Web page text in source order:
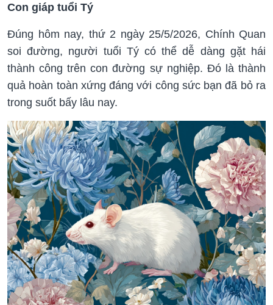
Con giáp tuổi Tý
Đúng hôm nay, thứ 2 ngày 25/5/2026, Chính Quan
soi đường, người tuổi Tý có thể dễ dàng gặt hái
thành công trên con đường sự nghiệp. Đó là thành
quả hoàn toàn xứng đáng với công sức bạn đã bỏ ra
trong suốt bấy lâu nay.